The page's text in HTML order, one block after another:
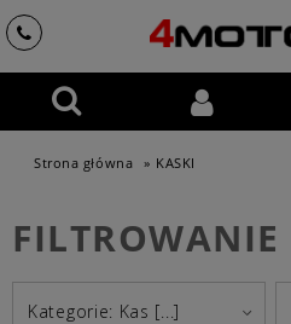
Strona główna » KASKI
FILTROWANIE
Kategorie: Kas [...]